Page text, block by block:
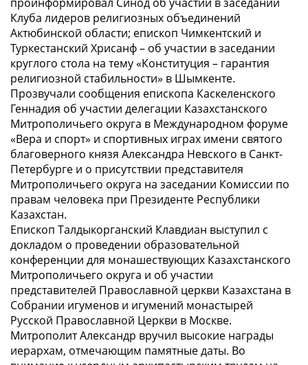
Клуба лидеров религиозных объединений
Актюбинской области; епископ Чимкентский и
Туркестанский Хрисанф – об участии в заседании
круглого стола на тему «Конституция – гарантия
религиозной стабильности» в Шымкенте.
Прозвучали сообщения епископа Каскеленского
Геннадия об участии делегации Казахстанского
Митрополичьего округа в Международном форуме
«Вера и спорт» и спортивных играх имени святого
благоверного князя Александра Невского в Санкт-
Петербурге и о присутствии представителя
Митрополичьего округа на заседании Комиссии по
правам человека при Президенте Республики
Казахстан.
Епископ Талдыкорганский Клавдиан выступил с
докладом о проведении образовательной
конференции для монашествующих Казахстанского
Митрополичьего округа и об участии
представителей Православной церкви Казахстана в
Собрании игуменов и игумений монастырей
Русской Православной Церкви в Москве.
Митрополит Александр вручил высокие награды
иерархам, отмечающим памятные даты. Во